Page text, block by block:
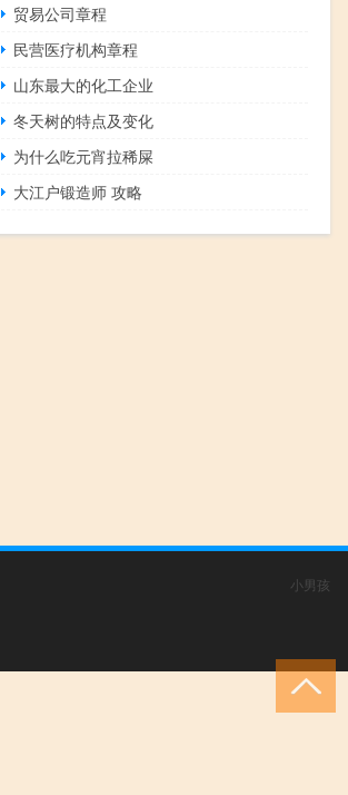
贸易公司章程
民营医疗机构章程
山东最大的化工企业
冬天树的特点及变化
为什么吃元宵拉稀屎
大江户锻造师 攻略
小男孩